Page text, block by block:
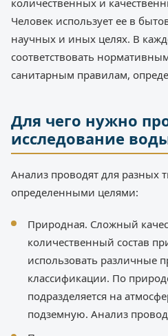
количественных и
Человек использует ее в
научных и иных целях. В
соответствовать
санитарным правилам,
Для чего нужно
исследование
Анализ проводят для разных
определенными целями:
Природная. Сложный
количественный состав
использовать различные
классификации. По
подразделяется на
подземную. Анализ